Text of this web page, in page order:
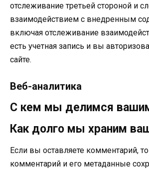
отслеживание третьей стороной и
взаимодействием с внедренным
включая отслеживание
есть учетная запись и вы
сайте.
Веб-аналитика
С кем мы делимся
Как долго мы храним
Если вы оставляете комментарий,
комментарий и его метаданные